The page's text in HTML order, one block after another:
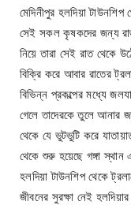
মেদিনীপুর হলদিয়া
সেই সকল কৃষকদের জন্য
নিয়ে তারা সেই রাত থেকে
বিক্রি করে আবার রাতের
বিভিন্ন প্রকল্পের মধ্যে
গেলে তাদেরকে তুলে আনার
থেকে যে ভুটভুটি করে
থেকে শুরু হয়েছে গঙ্গা
হলদিয়া টাউনশিপ থেকে
জীবনের সুরক্ষা নেই